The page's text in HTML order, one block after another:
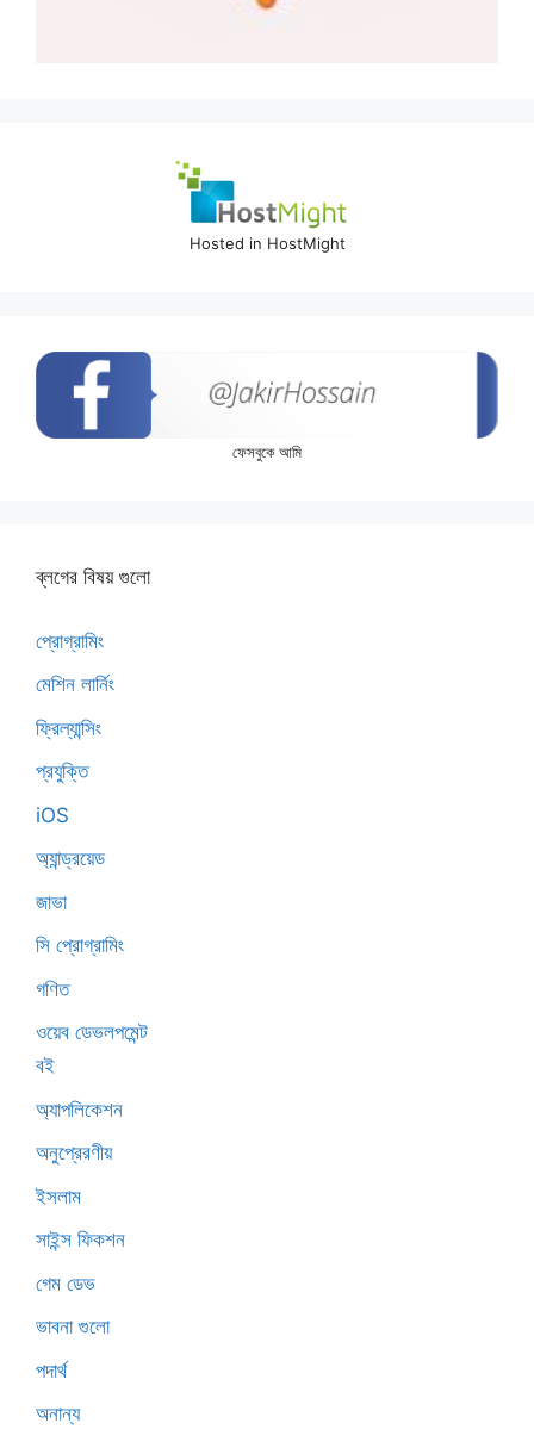
Hosted in HostMight
ফেসবুকে আমি
ব্লগের বিষয় গুলো
প্রোগ্রামিং
মেশিন লার্নিং
ফ্রিল্যান্সিং
প্রযুক্তি
iOS
অ্যান্ড্রয়েড
জাভা
সি প্রোগ্রামিং
গণিত
ওয়েব ডেভলপমেন্ট
বই
অ্যাপলিকেশন
অনুপ্রেরণীয়
ইসলাম
সাইন্স ফিকশন
গেম ডেভ
ভাবনা গুলো
পদার্থ
অনান্য